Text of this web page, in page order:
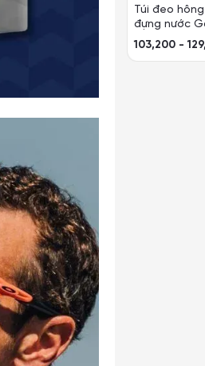
Túi đeo
đựng nước
103,200 -